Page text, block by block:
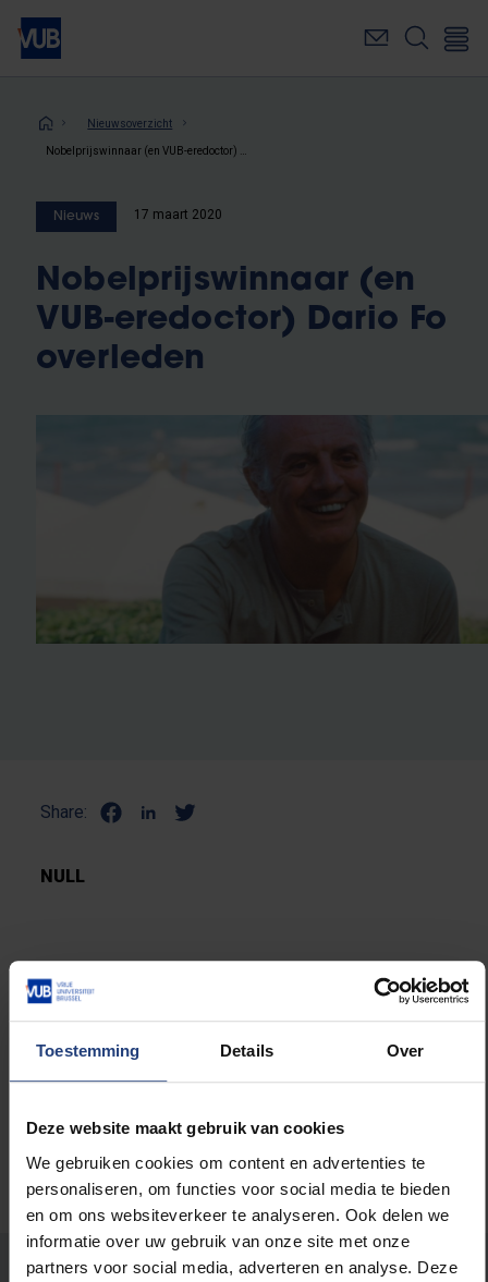
Toestemming Details Over
Deze website maakt gebruik van cookies
We gebruiken cookies om content en advertenties te
personaliseren, om functies voor social media te bieden
en om ons websiteverkeer te analyseren. Ook delen we
informatie over uw gebruik van onze site met onze
partners voor social media, adverteren en analyse. Deze
Overslaan
naar
inhoudKruimelpad
Nieuwsoverzicht
Nieuws 17 maart 2020
Nobelprijswinnaar (en
VUB-eredoctor) Dario Fo
overleden
Share:
NULL
Carrière
Stond er een fout op deze pagina?